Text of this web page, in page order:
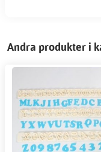
Andra produkter i